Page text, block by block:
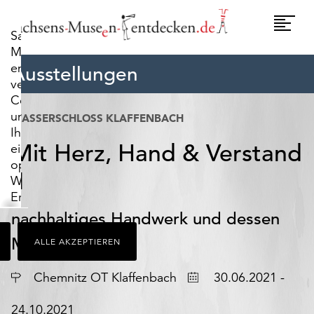
Sachsens-
Museen-
entdecken.de
verwendet
Cookies,
um
Ihnen
ein
optimales
Webseiten-
Erlebnis
zu
bieten.
Dazu
zählen
Cookies,
für
ALLE AKZEPTIEREN
Ausstellungen
WASSERSCHLOSS KLAFFENBACH
Mit Herz, Hand & Verstand
II
nachhaltiges Handwerk und dessen
Macher
Ort Chemnitz OT Klaffenbach Datum30.06.2021 -
24.10.2021